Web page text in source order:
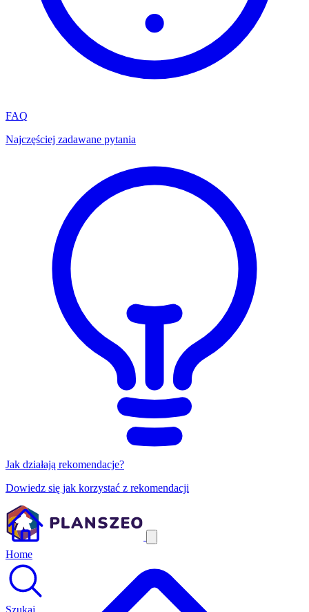
FAQ
Najczęściej zadawane pytania
Jak działają rekomendacje?
Dowiedz się jak korzystać z rekomendacji
Home
Szukaj